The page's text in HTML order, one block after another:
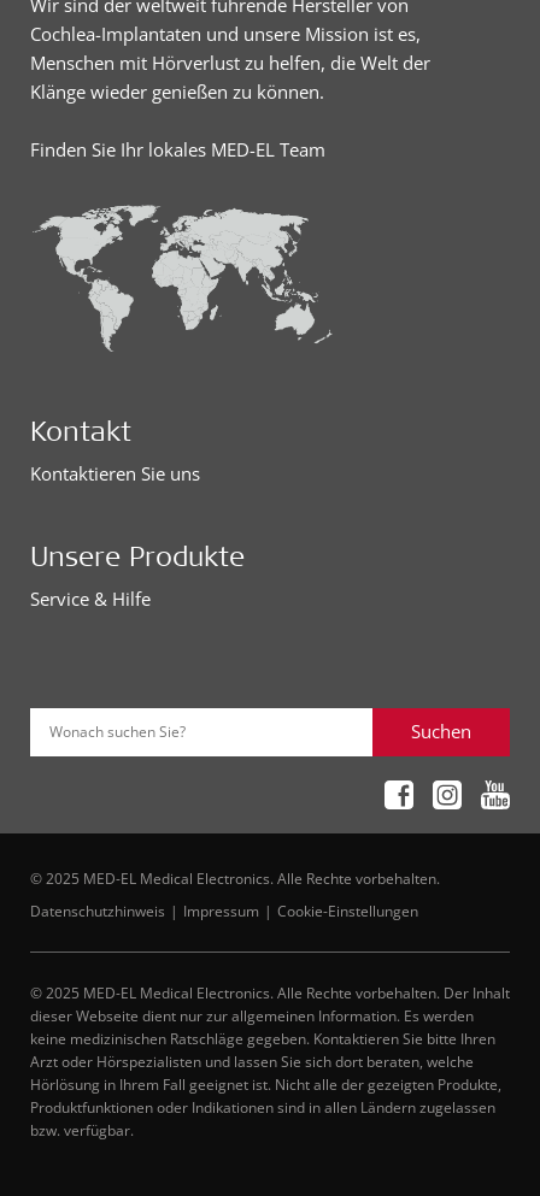
Wir sind der weltweit führende Hersteller von
Cochlea-Implantaten und unsere Mission ist es,
Menschen mit Hörverlust zu helfen, die Welt der
Klänge wieder genießen zu können.
Finden Sie Ihr lokales MED-EL Team
Kontakt
Kontaktieren Sie uns
Unsere Produkte
Service & Hilfe
Wonach suchen Sie? Suchen
© 2025 MED-EL Medical Electronics. Alle Rechte vorbehalten.
Datenschutzhinweis
Impressum Cookie-Einstellungen
© 2025 MED-EL Medical Electronics. Alle Rechte vorbehalten. Der Inhalt
dieser Webseite dient nur zur allgemeinen Information. Es werden
keine medizinischen Ratschläge gegeben. Kontaktieren Sie bitte Ihren
Arzt oder Hörspezialisten und lassen Sie sich dort beraten, welche
Hörlösung in Ihrem Fall geeignet ist. Nicht alle der gezeigten Produkte,
Produktfunktionen oder Indikationen sind in allen Ländern zugelassen
bzw. verfügbar.